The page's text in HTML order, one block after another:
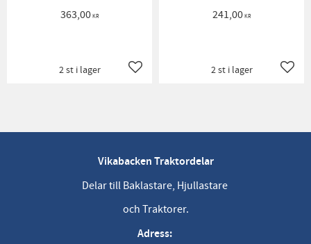
363,00KR
Lägg till i favoriter
2 st i lager
241,00KR
2 st i lager
Vikabacken Traktordelar
Delar till Baklastare, Hjullastare
och Traktorer.
Adress: